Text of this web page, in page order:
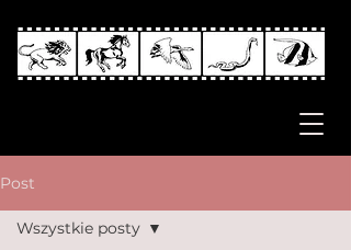
Post
Wszystkie posty